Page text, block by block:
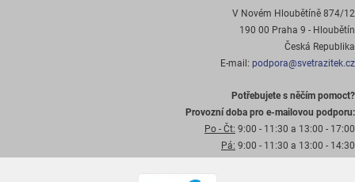
V Novém Hloubětíně 874/12
190 00 Praha 9 - Hloubětín
Česká Republika
E-mail: podpora@svetrazitek.cz
Potřebujete s něčím pomoct?
Provozní doba pro e-mailovou podporu:
Po - Čt: 9:00 - 11:30 a 13:00 - 17:00
Pá: 9:00 - 11:30 a 13:00 - 14:30